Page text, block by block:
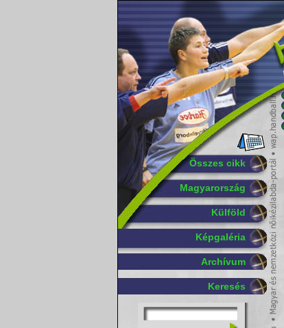
Összes cikk
Magyarország
Külföld
Képgaléria
Archívum
Keresés